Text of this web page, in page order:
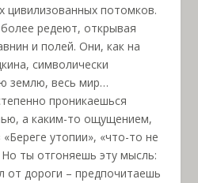
цивилизованных потомков.
редеют, открывая
и полей. Они, как на
символически
землю, весь мир…
проникаешься
а каким-то ощущением,
утопии», «что-то не
ты отгоняешь эту мысль:
от дороги – предпочитаешь